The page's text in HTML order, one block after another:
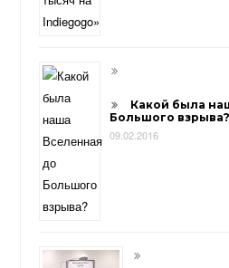
Какой была
Большого взрыва?
09.02.2016